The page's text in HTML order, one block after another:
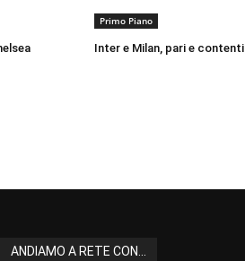
Primo Piano
Inter e Milan, pari e contenti
ANDIAMO A RETE CON...